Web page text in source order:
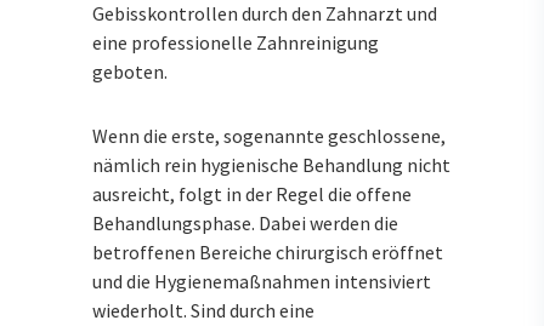
Gebisskontrollen durch den Zahnarzt und
eine professionelle Zahnreinigung
geboten.
Wenn die erste, sogenannte geschlossene,
nämlich rein hygienische Behandlung nicht
ausreicht, folgt in der Regel die offene
Behandlungsphase. Dabei werden die
betroffenen Bereiche chirurgisch eröffnet
und die Hygienemaßnahmen intensiviert
wiederholt. Sind durch eine